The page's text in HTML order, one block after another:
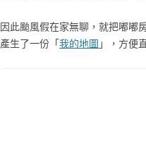
因此颱風假在家無聊，就把嘟嘟
產生了一份「我的地圖 」，方便